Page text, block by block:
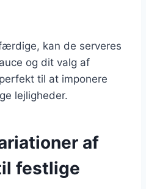
kan de serveres
og dit valg af
til at imponere
lejligheder.
af
festlige